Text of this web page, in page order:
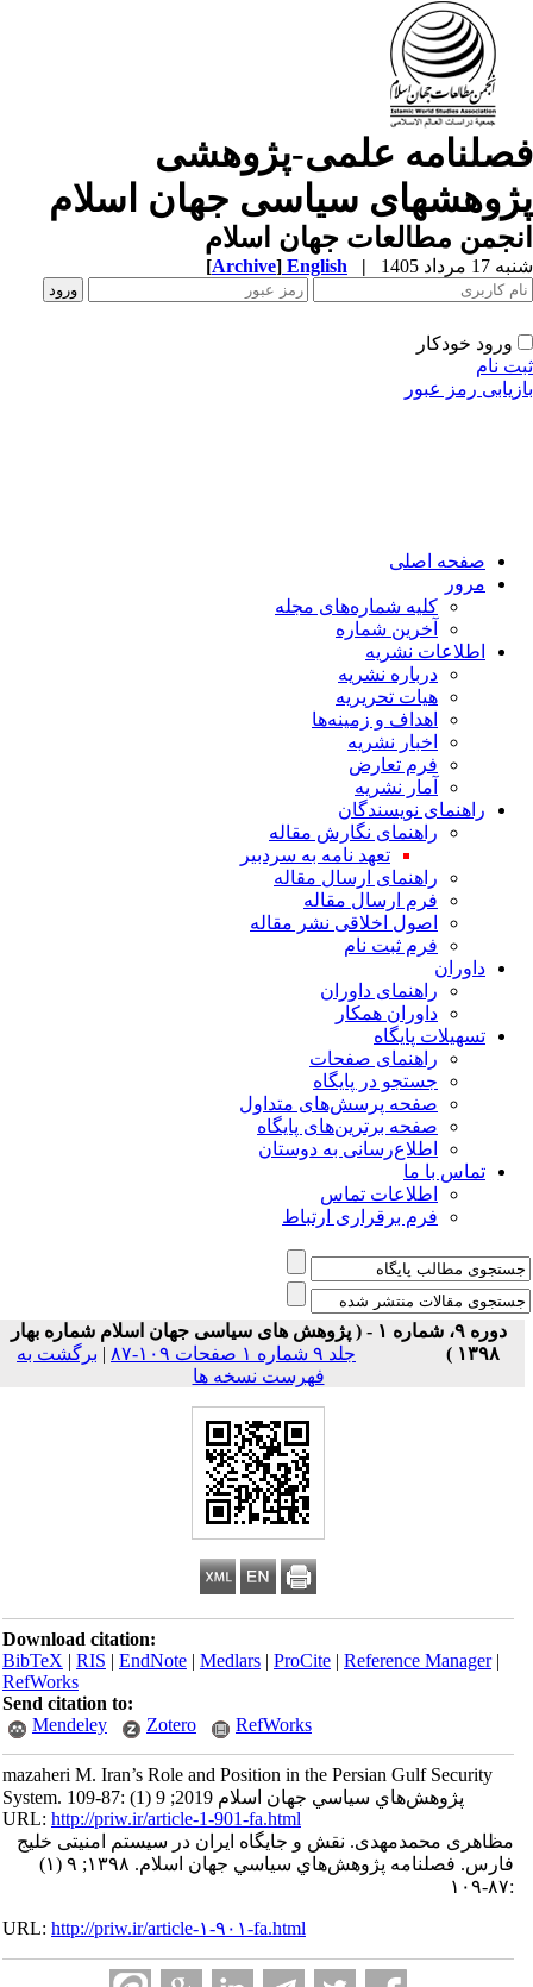
علمی-پژوهشی
سیاسی جهان اسلام
مطالعات جهان اسلام
مرداد 1405 |
English
[Archive]
ورود خودکار
نام
رمز عبور
صفحه اصلی
مرور
کلیه شماره‌های مجله
آخرین شماره
اطلاعات نشریه
درباره نشریه
هیات تحریریه
اهداف و زمینه‌ها
اخبار نشریه
فرم تعارض
آمار نشریه
راهنمای نویسندگان
راهنمای نگارش مقاله
تعهد نامه به سردبیر
راهنمای ارسال مقاله
فرم ارسال مقاله
اصول اخلاقی نشر مقاله
فرم ثبت نام
داوران
راهنمای داوران
داوران همکار
تسهیلات پایگاه
راهنمای صفحات
جستجو در پایگاه
صفحه پرسش‌های متداول
صفحه برترین‌های پایگاه
اطلاع‌رسانی به دوستان
تماس با ما
اطلاعات تماس
فرم برقراری ارتباط
دوره ۹، شماره ۱ - ( پژوهش های سیاسی جهان اسلام شماره بهار
۱۳۹۸ )
جلد ۹ شماره ۱ صفحات ۱۰۹-۸۷ | برگشت به
فهرست نسخه ها
Download citation:
BibTeX|RIS|EndNote|Medlars|ProCite|Reference Manager
RefWorks
Send citation to:
Mendeley
Zotero RefWorks
mazaheri M. Iran’s Role and Position in the Persian Gulf Security
System. پژوهش‌هاي سياسي جهان اسلام 2019; 9 (1) :87-109
URL:http://priw.ir/article-1-901-fa.html
مظاهری محمدمهدی. نقش و جایگاه ایران در سیستم امنیتی خلیج
فارس. فصلنامه پژوهش‌هاي سياسي جهان اسلام. ۱۳۹۸; ۹ (۱)
URL:http://priw.ir/article-۱-۹۰۱-fa.html